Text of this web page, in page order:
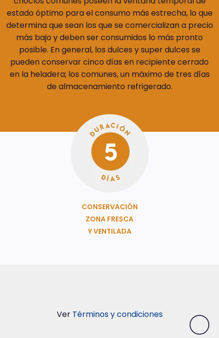
estado óptimo para el consumo más estrecha, lo que
determina que sean los que se comercializan a precio
más bajo y deben ser consumidos lo más pronto
posible. En general, los dulces y super dulces se
pueden conservar cinco días en recipiente cerrado
en la heladera; los comunes, un máximo de tres días
de almacenamiento refrigerado.
CONSERVACIÓN
ZONA FRESCA
Y VENTILADA
Ver Términos y condiciones